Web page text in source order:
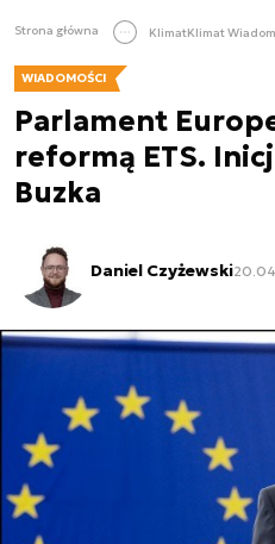
Strona główna KlimatKlimat
WIADOMOŚCI
Parlament
reformą ETS.
Buzka
Daniel Czyżewski